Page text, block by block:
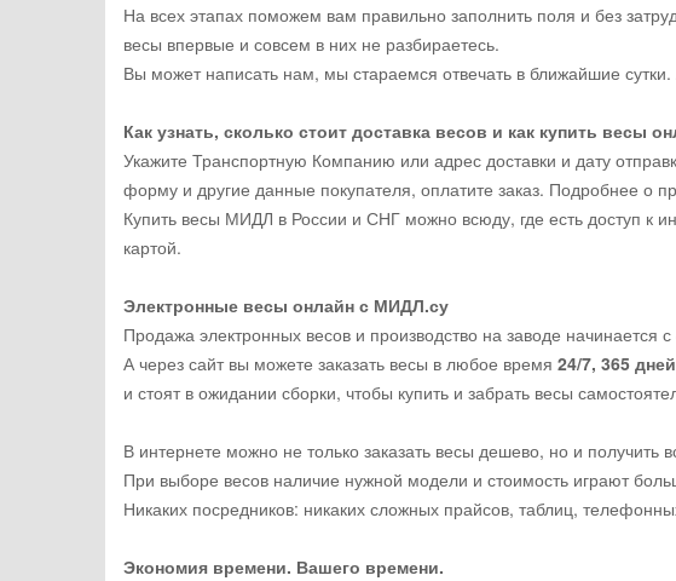
На всех этапах поможем вам правильно заполнить поля и без
весы впервые и совсем в них не разбираетесь.
Вы может написать нам, мы стараемся отвечать в ближайшие
Как узнать, сколько стоит доставка весов и как купить весы
Укажите Транспортную Компанию или адрес доставки и дату
форму и другие данные покупателя, оплатите заказ. Подробнее о
Купить весы МИДЛ в России и СНГ можно всюду, где есть доступ к
картой.
Электронные весы онлайн с МИДЛ.су
Продажа электронных весов и производство на заводе начинается
А через сайт вы можете заказать весы в любое время 24/7, 365 дней
и стоят в ожидании сборки, чтобы купить и забрать весы
В интернете можно не только заказать весы дешево, но и
При выборе весов наличие нужной модели и стоимость играют
Никаких посредников: никаких сложных прайсов, таблиц,
Экономия времени. Вашего времени.